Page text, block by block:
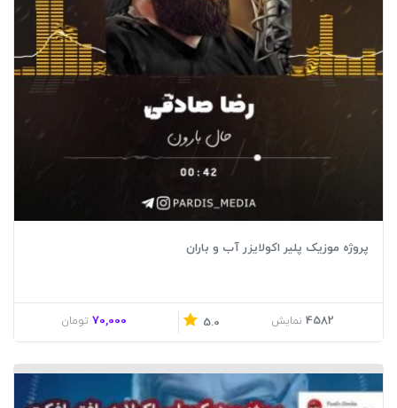
پروژه موزیک پلیر اکولایزر آب و باران
4582 نمایش 5.0
70,000 تومان